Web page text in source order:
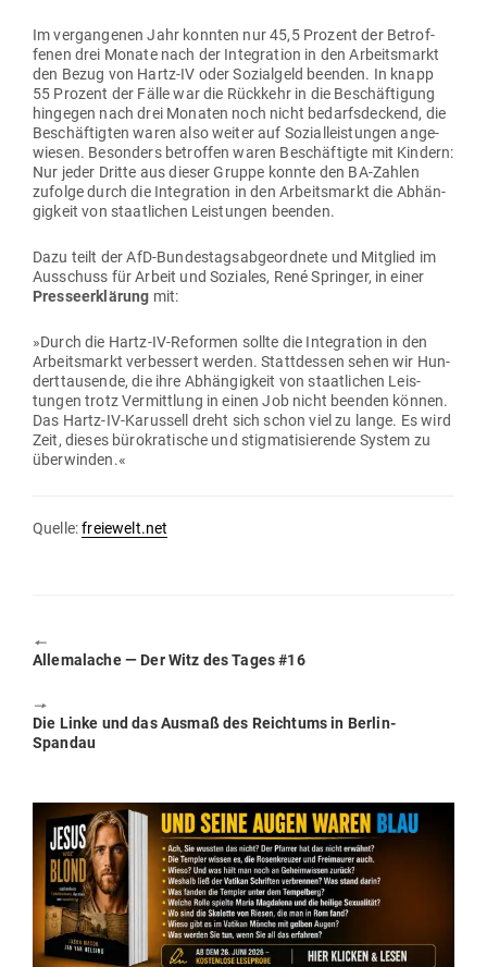
Im ver­gan­genen Jahr konnten nur 45,5 Prozent der Betrof­
fenen drei Monate nach der Inte­gration in den Arbeits­markt
den Bezug von Hartz-IV oder Sozi­algeld beenden. In knapp
55 Prozent der Fälle war die Rückkehr in die Beschäf­tigung
hin­gegen nach drei Monaten noch nicht bedarfs­de­ckend, die
Beschäf­tigten waren also weiter auf Sozi­al­leis­tungen ange­
wiesen. Besonders betroffen waren Beschäf­tigte mit Kindern:
Nur jeder Dritte aus dieser Gruppe konnte den BA-Zahlen
zufolge durch die Inte­gration in den Arbeits­markt die Abhän­
gigkeit von staat­lichen Leis­tungen beenden.
Dazu teilt der AfD-Bun­des­tags­ab­ge­ordnete und Mit­glied im
Aus­schuss für Arbeit und Soziales, René Springer, in einer
Pres­se­er­klärung mit:
»Durch die Hartz-IV-Reformen sollte die Inte­gration in den
Arbeits­markt ver­bessert werden. Statt­dessen sehen wir Hun­
dert­tau­sende, die ihre Abhän­gigkeit von staat­lichen Leis­
tungen trotz Ver­mittlung in einen Job nicht beenden können.
Das Hartz-IV-Karussell dreht sich schon viel zu lange. Es wird
Zeit, dieses büro­kra­tische und stig­ma­ti­sie­rende System zu
überwinden.«
Quelle:freiewelt.net
🠔
Previous
Alle­malache — Der Witz des Tages #16
🠖
Next
post:
Die Linke und das Ausmaß des Reichtums in Berlin-
Spandau